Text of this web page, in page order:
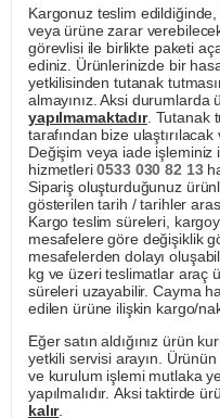
Kargonuz teslim
veya ürüne zarar
görevlisi ile birlikte paketi
ediniz. Ürünlerinizde bir
yetkilisinden tutanak
almayınız. Aksi durumlarda
yapılmamaktadır. Tutanak
tarafından bize
Değişim veya iade işleminiz
hizmetleri0533 030 82 13
Sipariş oluşturduğunuz
gösterilen tarih / tarihler
Kargo teslim süreleri,
mesafelere göre değişiklik
mesafelerden dolayı
kg ve üzeri teslimatlar araç
süreleri uzayabilir. Cayma
edilen ürüne ilişkin kargo/
Eğer satın aldığınız ürün
yetkili servisi arayın. Ürünün
ve kurulum işlemi mutlaka
yapılmalıdır. Aksi taktirde
kalır.